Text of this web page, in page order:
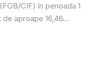
CIF) în perioada 1
aproape 16,46...